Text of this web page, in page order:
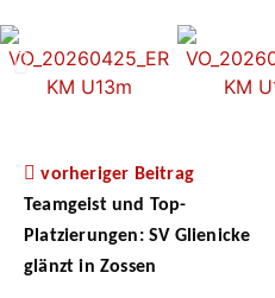
vorheriger Beitrag
Teamgeist und Top-
Platzierungen: SV Glienicke
glänzt in Zossen